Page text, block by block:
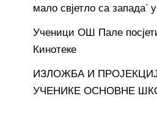
мало свјетло са запада“
Ученици ОШ Пале
Кинотеке
ИЗЛОЖБА И
УЧЕНИКЕ ОСНОВНЕ